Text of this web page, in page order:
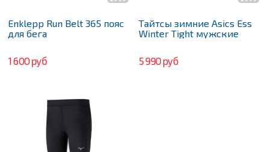
Enklepp Run Belt 365 пояс
для бега
1 600 руб
Тайтсы зимние Asics Ess
Winter Tight мужские
5 990 руб